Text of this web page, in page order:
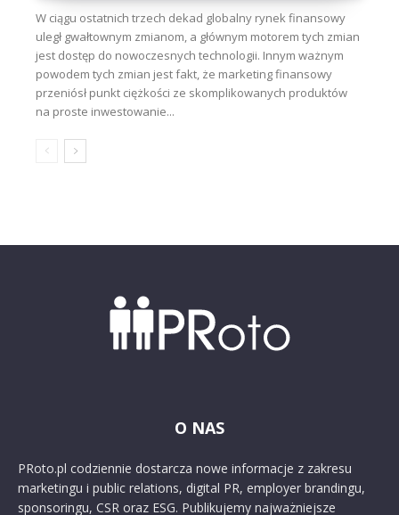
W ciągu ostatnich trzech dekad globalny rynek finansowy
uległ gwałtownym zmianom, a głównym motorem tych zmian
jest dostęp do nowoczesnych technologii. Innym ważnym
powodem tych zmian jest fakt, że marketing finansowy
przeniósł punkt ciężkości ze skomplikowanych produktów
na proste inwestowanie...
O NAS
PRoto.pl codziennie dostarcza nowe informacje z zakresu
marketingu i public relations, digital PR, employer brandingu,
sponsoringu, CSR oraz ESG. Publikujemy najważniejsze